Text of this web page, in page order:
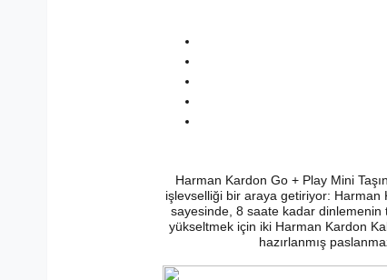
Harman Kardon Go + Play Mini
işlevselliği bir araya getiriyor: Harman
sayesinde, 8 saate kadar dinlemenin
yükseltmek için iki Harman Kardon
hazırlanmış